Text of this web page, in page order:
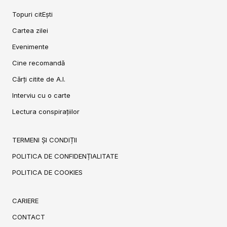
Topuri citEști
Cartea zilei
Evenimente
Cine recomandă
Cărți citite de A.I.
Interviu cu o carte
Lectura conspirațiilor
TERMENI ȘI CONDIȚII
POLITICA DE CONFIDENȚIALITATE
POLITICA DE COOKIES
CARIERE
CONTACT